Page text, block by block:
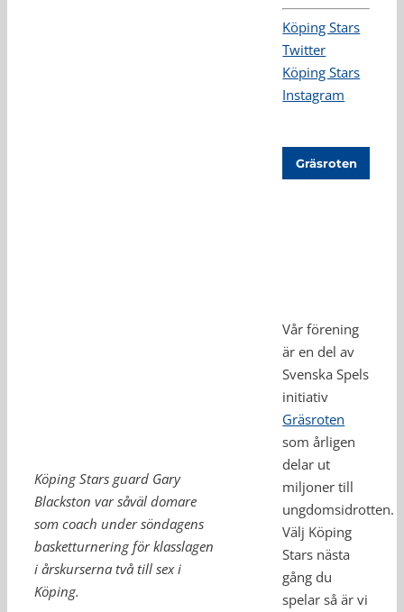
Köping Stars guard Gary
Blackston var såväl domare
som coach under söndagens
basketturnering för klasslagen
i årskurserna två till sex i
Köping.
Köping Stars
Twitter
Köping Stars
Instagram
Gräsroten
Vår förening
är en del av
Svenska Spels
initiativ
Gräsroten
som årligen
delar ut
miljoner till
ungdomsidrotten.
Välj Köping
Stars nästa
gång du
spelar så är vi